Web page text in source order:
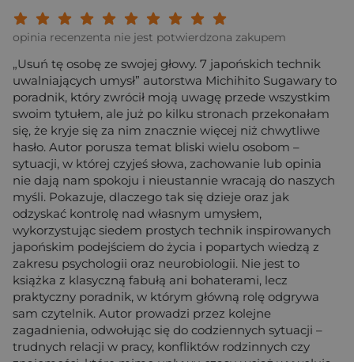
Twoja ocena:
Twoja ocena: Wybitna 9/
Twoja ocena: Rewelacyjna 8/
Twoja ocena: Bardzo dobra 7/10"
Twoja ocena: Dobra 6/10"
Twoja ocena: Przeciętna 5/10"
Twoja ocena: Może być 4/10"
Twoja ocena: Słaba 3/10"
Twoja ocena: Bardzo słaba 2/10"
Twoja ocena: Beznadziejna 1/10"
opinia recenzenta nie jest potwierdzona zakupem
„Usuń tę osobę ze swojej głowy. 7 japońskich technik
uwalniających umysł” autorstwa Michihito Sugawary to
poradnik, który zwrócił moją uwagę przede wszystkim
swoim tytułem, ale już po kilku stronach przekonałam
się, że kryje się za nim znacznie więcej niż chwytliwe
hasło. Autor porusza temat bliski wielu osobom –
sytuacji, w której czyjeś słowa, zachowanie lub opinia
nie dają nam spokoju i nieustannie wracają do naszych
myśli. Pokazuje, dlaczego tak się dzieje oraz jak
odzyskać kontrolę nad własnym umysłem,
wykorzystując siedem prostych technik inspirowanych
japońskim podejściem do życia i popartych wiedzą z
zakresu psychologii oraz neurobiologii. Nie jest to
książka z klasyczną fabułą ani bohaterami, lecz
praktyczny poradnik, w którym główną rolę odgrywa
sam czytelnik. Autor prowadzi przez kolejne
zagadnienia, odwołując się do codziennych sytuacji –
trudnych relacji w pracy, konfliktów rodzinnych czy